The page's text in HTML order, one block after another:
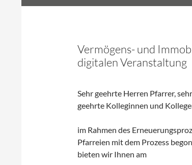
Vermögens- und
digitalen Veranstaltung
Sehr geehrte Herren Pfarrer,
geehrte Kolleginnen und
im Rahmen des
Pfarreien mit dem Prozess
bieten wir Ihnen am